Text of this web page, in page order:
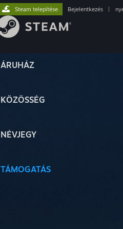
ÁRUHÁZ
KÖZÖSSÉG
NÉVJEGY
TÁMOGATÁS
Steam telepítése Bejelentkezés